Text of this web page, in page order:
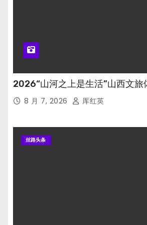
2026“山河之上是生活”山西文旅
8 月 7, 2026 厍红英
丝路头条